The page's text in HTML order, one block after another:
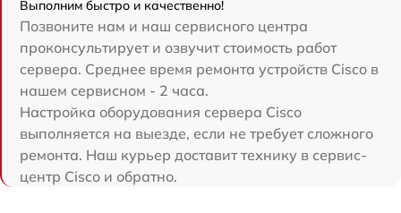
Выполним быстро и качественно!
Позвоните нам и наш сервисного центра
проконсультирует и озвучит стоимость работ
сервера. Среднее время ремонта устройств Cisco в
нашем сервисном - 2 часа.
Настройка оборудования сервера Cisco
выполняется на выезде, если не требует сложного
ремонта. Наш курьер доставит технику в сервис-
центр Cisco и обратно.